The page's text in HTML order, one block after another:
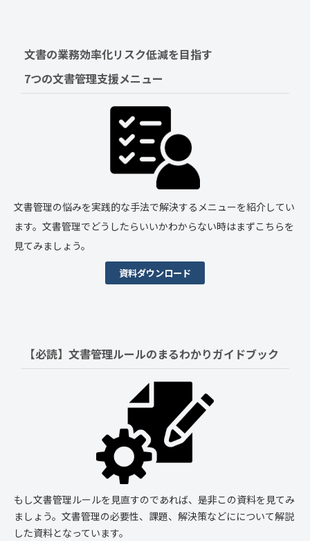
文書の業務効率化リスク低減を目指す
7つの文書管理支援メニュー
文書管理の悩みを実践的な手法で解決するメニューを紹介してい
ます。文書管理でどうしたらいいかわからない時はまずこちらを
見てみましょう。
資料ダウンロード
【必読】文書管理ルールのまるわかりガイドブック
もし文書管理ルールを見直すのであれば、是非この資料を見てみ
ましょう。文書管理の必要性、課題、解決策などにについて解説
した資料となっています。